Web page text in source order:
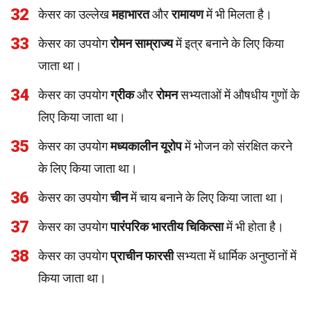
32 केसर का उल्लेखमहाभारतऔररामायणमें भी मिलता है।
33 केसर का उपयोगरोमन साम्राज्यमें इत्र बनाने के लिए किया
जाता था।
34 केसर का उपयोगग्रीकऔररोमनसभ्यताओं में औषधीय गुणों के
लिए किया जाता था।
35 केसर का उपयोगमध्यकालीन यूरोपमें भोजन को संरक्षित करने
के लिए किया जाता था।
36 केसर का उपयोगचीनमें चाय बनाने के लिए किया जाता था।
37 केसर का उपयोगपारंपरिक भारतीय चिकित्सामें भी होता है।
38 केसर का उपयोगप्राचीन फारसीसभ्यता में धार्मिक अनुष्ठानों में
किया जाता था।